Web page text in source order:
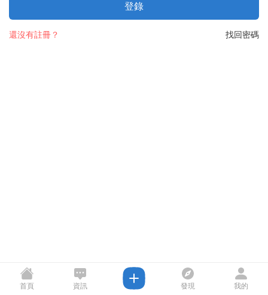
登錄
找回密碼
還沒有註冊？
首頁 資訊 發現 我的